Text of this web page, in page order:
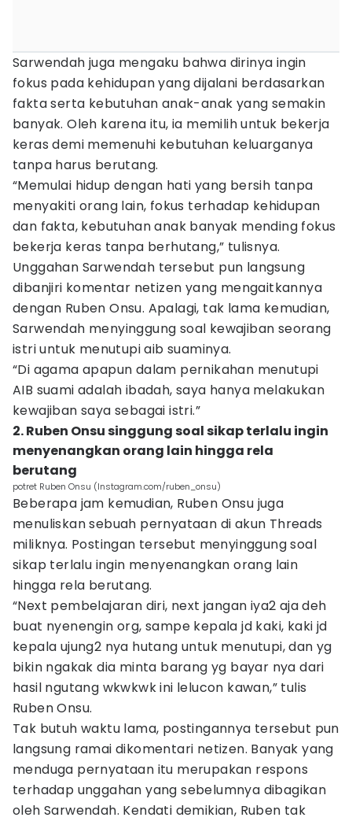
Sarwendah juga mengaku bahwa dirinya ingin
fokus pada kehidupan yang dijalani berdasarkan
fakta serta kebutuhan anak-anak yang semakin
banyak. Oleh karena itu, ia memilih untuk bekerja
keras demi memenuhi kebutuhan keluarganya
tanpa harus berutang.
“Memulai hidup dengan hati yang bersih tanpa
menyakiti orang lain, fokus terhadap kehidupan
dan fakta, kebutuhan anak banyak mending fokus
bekerja keras tanpa berhutang,” tulisnya.
Unggahan Sarwendah tersebut pun langsung
dibanjiri komentar netizen yang mengaitkannya
dengan Ruben Onsu. Apalagi, tak lama kemudian,
Sarwendah menyinggung soal kewajiban seorang
istri untuk menutupi aib suaminya.
“Di agama apapun dalam pernikahan menutupi
AIB suami adalah ibadah, saya hanya melakukan
kewajiban saya sebagai istri.”
2. Ruben Onsu singgung soal sikap terlalu ingin
menyenangkan orang lain hingga rela
berutang
potret Ruben Onsu (Instagram.com/ruben_onsu)
Beberapa jam kemudian, Ruben Onsu juga
menuliskan sebuah pernyataan di akun Threads
miliknya. Postingan tersebut menyinggung soal
sikap terlalu ingin menyenangkan orang lain
hingga rela berutang.
“Next pembelajaran diri, next jangan iya2 aja deh
buat nyenengin org, sampe kepala jd kaki, kaki jd
kepala ujung2 nya hutang untuk menutupi, dan yg
bikin ngakak dia minta barang yg bayar nya dari
hasil ngutang wkwkwk ini lelucon kawan,” tulis
Ruben Onsu.
Tak butuh waktu lama, postingannya tersebut pun
langsung ramai dikomentari netizen. Banyak yang
menduga pernyataan itu merupakan respons
terhadap unggahan yang sebelumnya dibagikan
oleh Sarwendah. Kendati demikian, Ruben tak